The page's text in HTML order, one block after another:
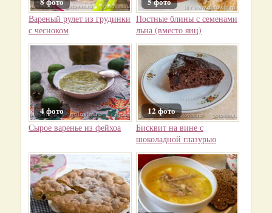
Вареный рулет из грудинки
с чесноком
Постные блины с семенами
льна (вместо яиц)
4 фото
Сырое варенье из фейхоа
12 фото
Бисквит на вине с
шоколадной глазурью